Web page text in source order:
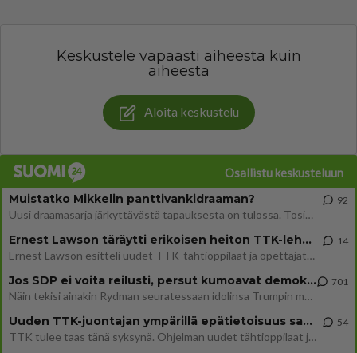
Keskustele vapaasti aiheesta kuin
aiheesta
Aloita keskustelu
Osallistu keskusteluun
Muistatko Mikkelin panttivankidraaman?
Uusi draamasarja järkyttävästä tapauksesta on tulossa. Tositapahtumiin perustuva sarja ammentaa vuoden 1986 Mikkelin pan
92
Ernest Lawson täräytti erikoisen heiton TTK-lehdistötilaisuudessa: " Onko tässä tarkoituksena...?"
Ernest Lawson esitteli uudet TTK-tähtioppilaat ja opettajat torstaina 6.8. lehdistölle. Tulevalla kaudella on yksi hausk
14
Jos SDP ei voita reilusti, persut kumoavat demokratian Suomesta
Näin tekisi ainakin Rydman seuratessaan idolinsa Trumpin mallia https://www.is.fi/politiikka/art-2000012187244.html
701
Uuden TTK-juontajan ympärillä epätietoisuus sakenee - Nyt MTV hämmentää soppaa
TTK tulee taas tänä syksynä. Ohjelman uudet tähtioppilaat julkistetaan torstaina 6. elokuuta klo 14 alkavassa lehdistö
54